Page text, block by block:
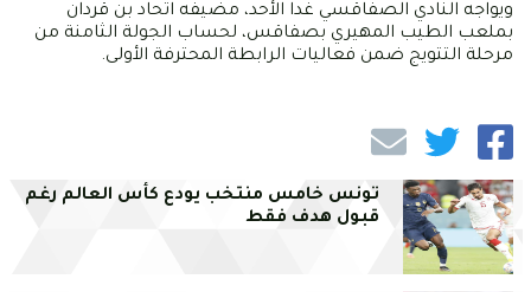
ويواجه النادي الصفاقسي غدا الأحد، مضيفه اتحاد بن قردان
بملعب الطيب المهيري بصفاقس، لحساب الجولة الثامنة من
مرحلة التتويج ضمن فعاليات الرابطة المحترفة الأولى.
تونس خامس منتخب يودع كأس العالم رغم
قبول هدف فقط